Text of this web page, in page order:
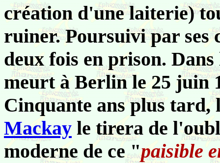
création d'une laiterie)
ruiner. Poursuivi par ses
deux fois en prison.
meurt à Berlin le 25 juin
Cinquante ans plus
Mackay le tirera de
moderne de ce "paisible